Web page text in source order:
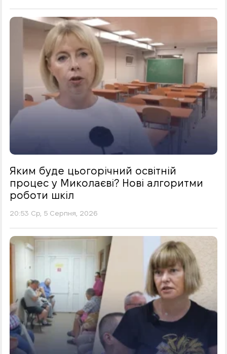
Яким буде цьогорічний освітній
процес у Миколаєві? Нові алгоритми
роботи шкіл
20:53 Ср, 5 Серпня, 2026